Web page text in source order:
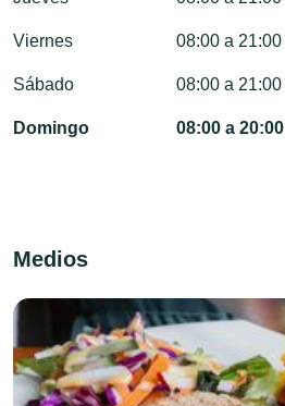
Viernes 08:00 a 21:00
Sábado 08:00 a 21:00
Domingo 08:00 a 20:00
Medios